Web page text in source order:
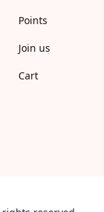
Points
Join us
Cart